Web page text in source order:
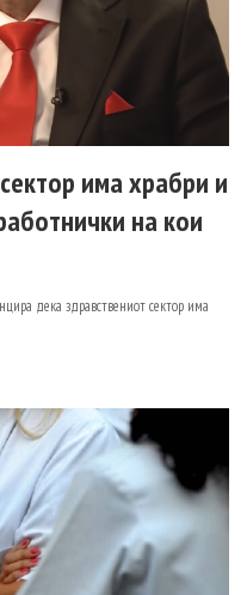
има храбри и
на кои
дека здравствениот сектор има